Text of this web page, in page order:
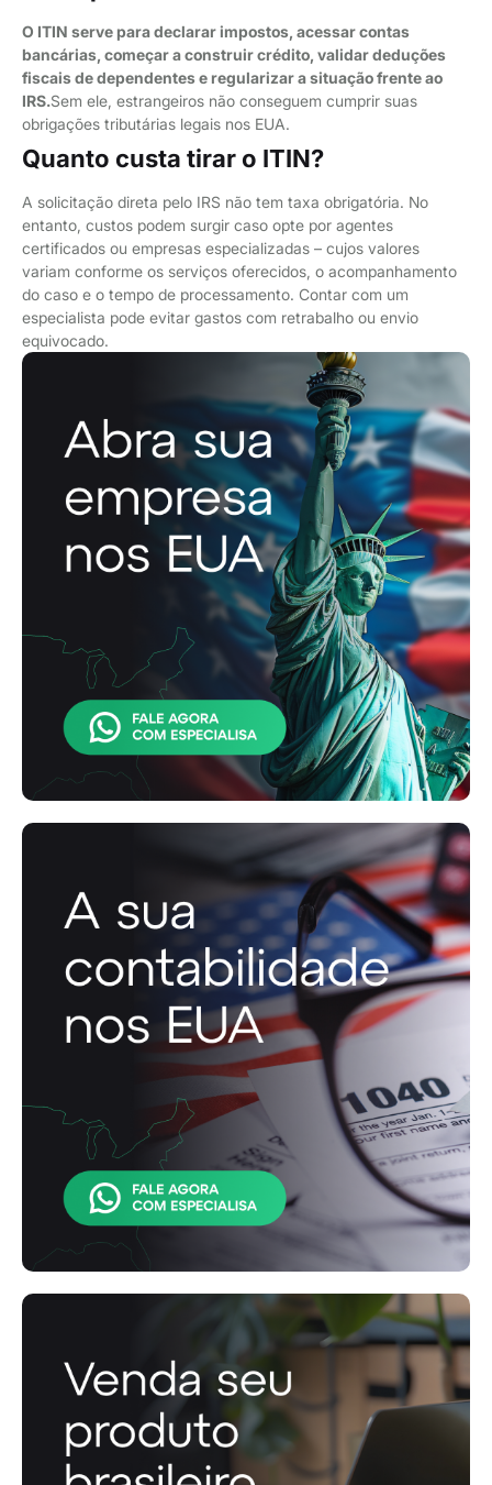
O ITIN serve para declarar impostos, acessar contas
bancárias, começar a construir crédito, validar deduções
fiscais de dependentes e regularizar a situação frente ao
IRS.Sem ele, estrangeiros não conseguem cumprir suas
obrigações tributárias legais nos EUA.
Quanto custa tirar o ITIN?
A solicitação direta pelo IRS não tem taxa obrigatória. No
entanto, custos podem surgir caso opte por agentes
certificados ou empresas especializadas – cujos valores
variam conforme os serviços oferecidos, o acompanhamento
do caso e o tempo de processamento. Contar com um
especialista pode evitar gastos com retrabalho ou envio
equivocado.